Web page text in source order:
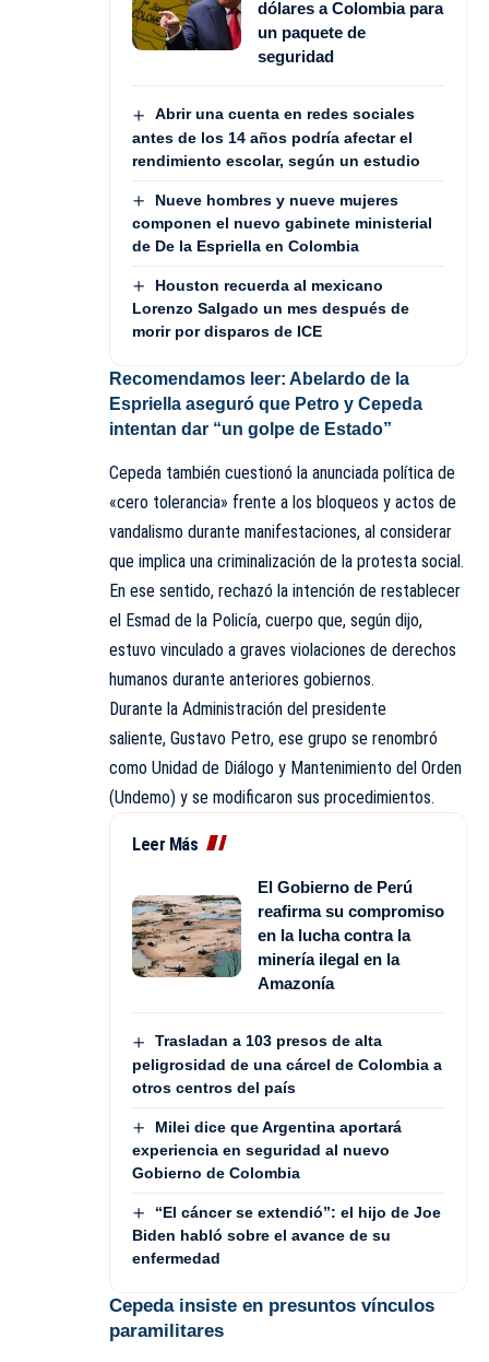
dólares a Colombia para
un paquete de
seguridad
Abrir una cuenta en redes sociales
antes de los 14 años podría afectar el
rendimiento escolar, según un estudio
Nueve hombres y nueve mujeres
componen el nuevo gabinete ministerial
de De la Espriella en Colombia
Houston recuerda al mexicano
Lorenzo Salgado un mes después de
morir por disparos de ICE
Recomendamos leer: Abelardo de la
Espriella aseguró que Petro y Cepeda
intentan dar “un golpe de Estado”
Cepeda también cuestionó la anunciada política de
«cero tolerancia» frente a los bloqueos y actos de
vandalismo durante manifestaciones, al considerar
que implica una criminalización de la protesta social.
En ese sentido, rechazó la intención de restablecer
el Esmad de la Policía, cuerpo que, según dijo,
estuvo vinculado a graves violaciones de derechos
humanos durante anteriores gobiernos.
Durante la Administración del presidente
saliente, Gustavo Petro, ese grupo se renombró
como Unidad de Diálogo y Mantenimiento del Orden
(Undemo) y se modificaron sus procedimientos.
Leer Más
El Gobierno de Perú
reafirma su compromiso
en la lucha contra la
minería ilegal en la
Amazonía
Trasladan a 103 presos de alta
peligrosidad de una cárcel de Colombia a
otros centros del país
Milei dice que Argentina aportará
experiencia en seguridad al nuevo
Gobierno de Colombia
“El cáncer se extendió”: el hijo de Joe
Biden habló sobre el avance de su
enfermedad
Cepeda insiste en presuntos vínculos
paramilitares